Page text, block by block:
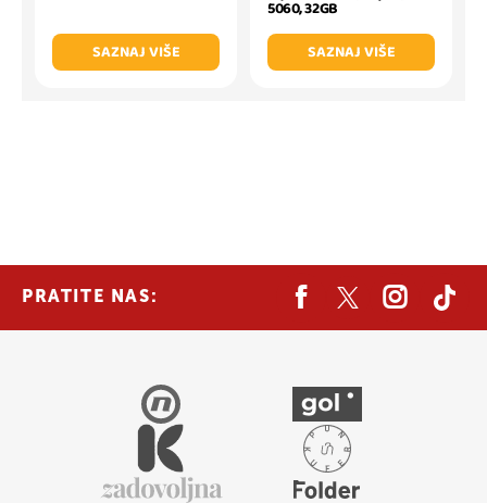
SAZNAJ VIŠE
5060, 32GB
SAZNAJ VIŠE
PRATITE NAS: